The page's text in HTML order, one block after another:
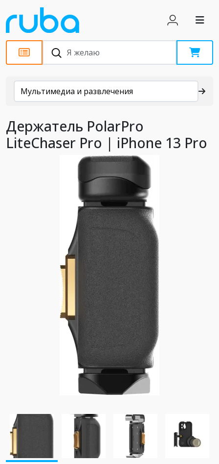
Каталог
Мультимедиа и развлечения
Держатель PolarPro
LiteChaser Pro | iPhone 13 Pro